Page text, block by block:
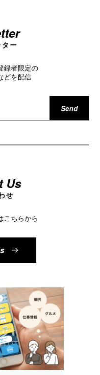
ー
録者限定の
どを配信
Us
せ
こちらから